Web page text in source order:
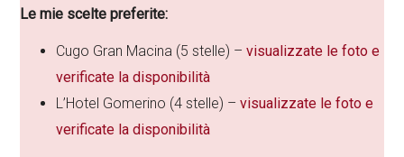
Le mie scelte preferite:
Cugo Gran Macina (5 stelle) –visualizzate le foto e
verificate la disponibilità
L’Hotel Gomerino (4 stelle) –visualizzate le foto e
verificate la disponibilità